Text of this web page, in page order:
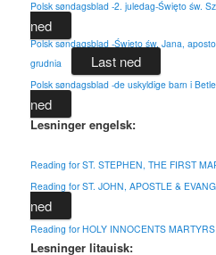
Polsk søndagsblad -2. juledag-Święto św.
ned
Polsk søndagsblad -Święto św. Jana,
grudnia
Last ned
Polsk søndagsblad -de uskyldige barn i
ned
Lesninger engelsk:
Reading for ST. STEPHEN, THE FIRST
Reading for ST. JOHN, APOSTLE &
ned
Reading for HOLY INNOCENTS
Lesninger litauisk: